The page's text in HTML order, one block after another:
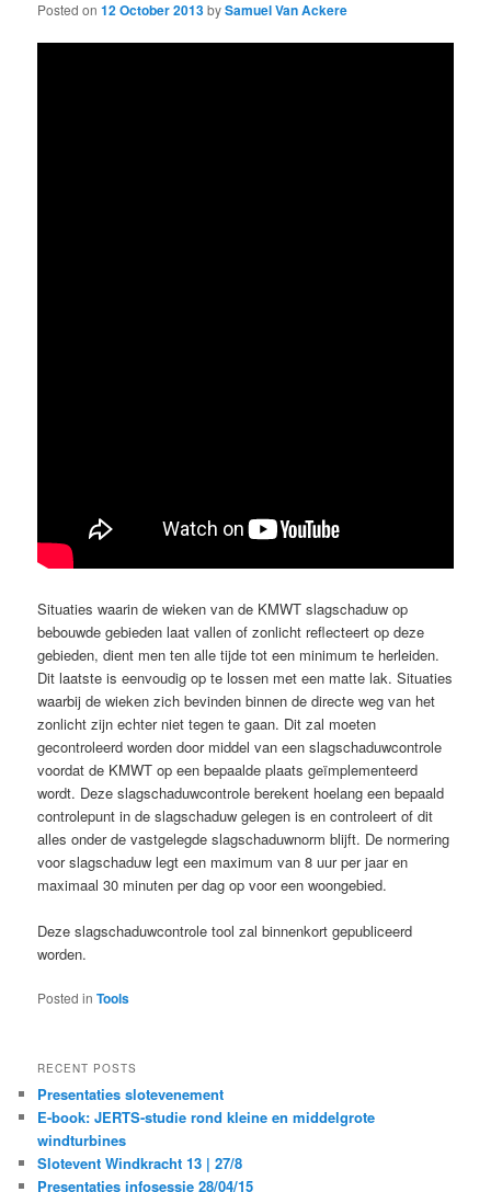
Posted on12 October 2013bySamuel Van Ackere
Situaties waarin de wieken van de KMWT slagschaduw op
bebouwde gebieden laat vallen of zonlicht reflecteert op deze
gebieden, dient men ten alle tijde tot een minimum te herleiden.
Dit laatste is eenvoudig op te lossen met een matte lak. Situaties
waarbij de wieken zich bevinden binnen de directe weg van het
zonlicht zijn echter niet tegen te gaan. Dit zal moeten
gecontroleerd worden door middel van een slagschaduwcontrole
voordat de KMWT op een bepaalde plaats geïmplementeerd
wordt. Deze slagschaduwcontrole berekent hoelang een bepaald
controlepunt in de slagschaduw gelegen is en controleert of dit
alles onder de vastgelegde slagschaduwnorm blijft. De normering
voor slagschaduw legt een maximum van 8 uur per jaar en
maximaal 30 minuten per dag op voor een woongebied.
Deze slagschaduwcontrole tool zal binnenkort gepubliceerd
worden.
Posted in Tools
RECENT POSTS
Presentaties slotevenement
E-book: JERTS-studie rond kleine en middelgrote
windturbines
Slotevent Windkracht 13 | 27/8
Presentaties infosessie 28/04/15